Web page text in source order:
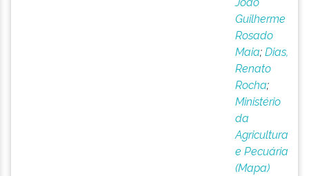
Guilherme
Rosado
Maia;Dias,
Renato
Rocha;
Ministério
da
Agricultura
e Pecuária
(Mapa)